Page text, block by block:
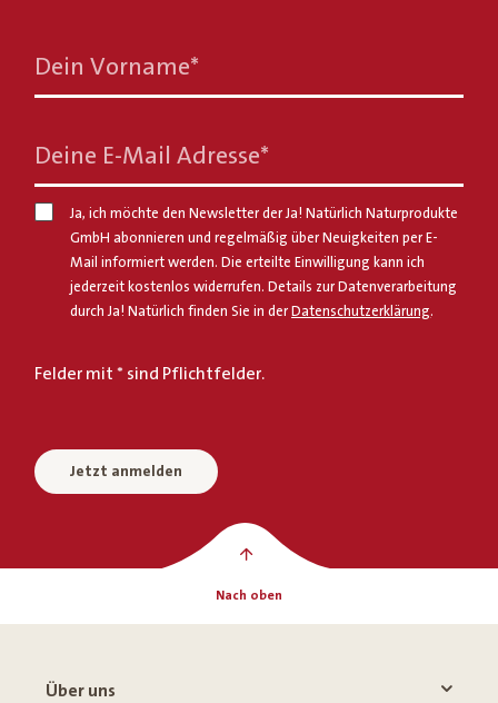
Dein Vorname*
Deine E-Mail Adresse*
Ja, ich möchte den Newsletter der Ja! Natürlich Naturprodukte
GmbH abonnieren und regelmäßig über Neuigkeiten per E-
Mail informiert werden. Die erteilte Einwilligung kann ich
jederzeit kostenlos widerrufen. Details zur Datenverarbeitung
durch Ja! Natürlich finden Sie in der Datenschutzerklärung.
Felder mit * sind Pflichtfelder.
Jetzt anmelden
Nach oben
Über uns